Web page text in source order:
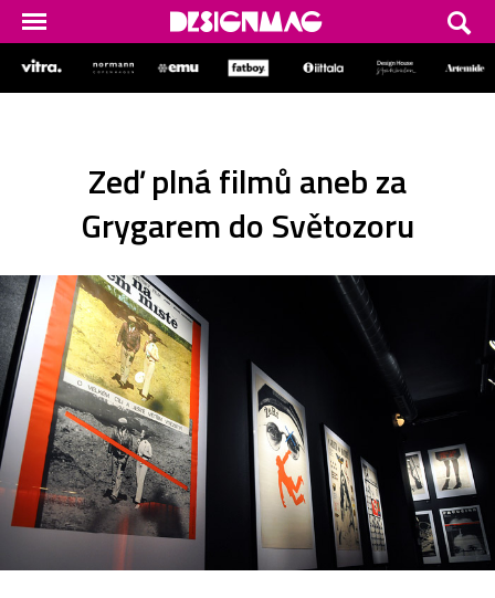
Zeď plná filmů aneb za
Grygarem do Světozoru